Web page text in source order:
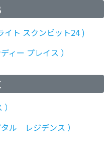
ト スクンビット24 )
ィー プレイス ）
ル レジデンス ）